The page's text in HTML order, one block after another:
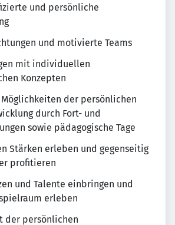
und persönliche
und motivierte Teams
mit individuellen
Konzepten
der persönlichen
durch Fort- und
sowie pädagogische Tage
Stärken erleben und gegenseitig
profitieren
und Talente einbringen und
erleben
der persönlichen